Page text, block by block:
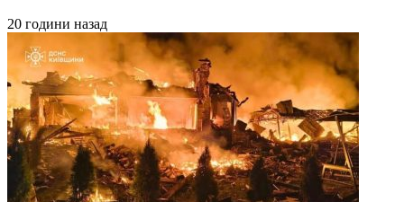
20 години назад